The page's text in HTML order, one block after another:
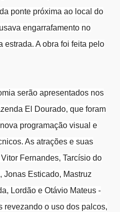
ponte próxima ao local do
engarrafamento no
estrada. A obra foi feita pelo
serão apresentados nos
El Dourado, que foram
programação visual e
As atrações e suas
Fernandes, Tarcísio do
Esticado, Mastruz
Lordão e Otávio Mateus -
revezando o uso dos palcos,